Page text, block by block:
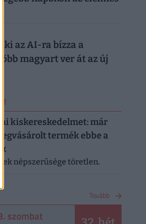
az AI-ra bízza a
magyart ver át az új
kiskereskedelmet: már
termék ebbe a
népszerűsége töretlen.
Tovább
szombat